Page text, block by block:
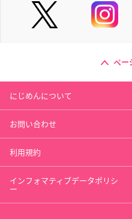
ペー
にじめんについて
お問い合わせ
利用規約
インフォマティブデータポリシ
ー